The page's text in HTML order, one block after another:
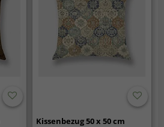
Kissenbezug 50 x 50 cm